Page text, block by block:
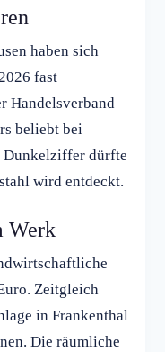
haben sich
fast
Handelsverband
beliebt bei
Dunkelziffer dürfte
wird entdeckt.
Werk
Zeitgleich
in Frankenthal
Die räumliche